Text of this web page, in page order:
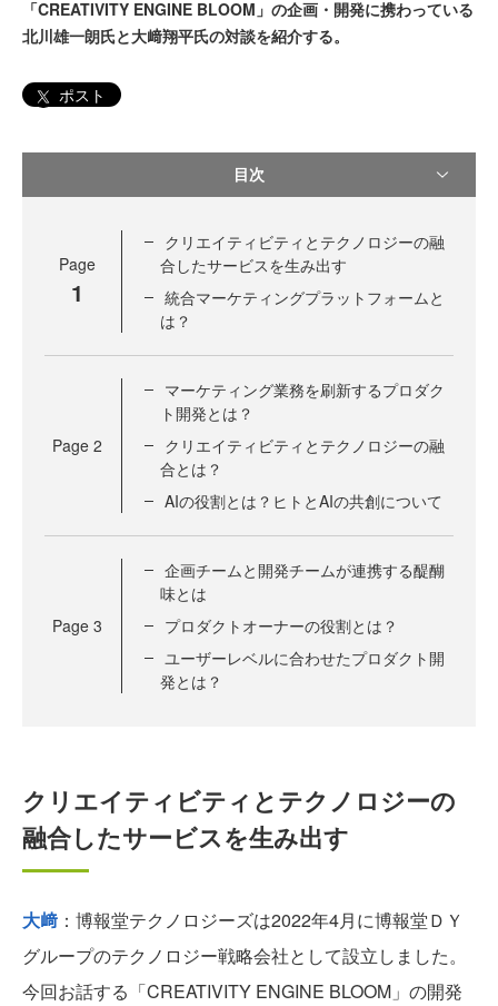
「CREATIVITY ENGINE BLOOM」の企画・開発に携わっている
北川雄一朗氏と大﨑翔平氏の対談を紹介する。
ポスト
目次
Page
1
クリエイティビティとテクノロジーの融
合したサービスを生み出す
統合マーケティングプラットフォームと
は？
Page 2
マーケティング業務を刷新するプロダク
ト開発とは？
クリエイティビティとテクノロジーの融
合とは？
AIの役割とは？ヒトとAIの共創について
Page 3
企画チームと開発チームが連携する醍醐
味とは
プロダクトオーナーの役割とは？
ユーザーレベルに合わせたプロダクト開
発とは？
クリエイティビティとテクノロジーの
融合したサービスを生み出す
大﨑 ：博報堂テクノロジーズは2022年4月に博報堂ＤＹ
グループのテクノロジー戦略会社として設立しました。
今回お話する「CREATIVITY ENGINE BLOOM」の開発